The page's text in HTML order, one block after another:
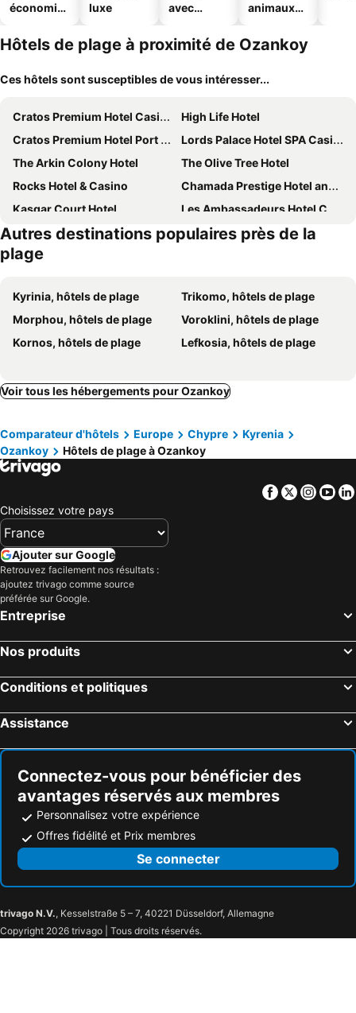
économiq
luxe
avec
animaux
Hôtels de plage à proximité de Ozankoy
Ces hôtels sont susceptibles de vous intéresser...
Cratos Premium Hotel Casino Spa
High Life Hotel
Cratos Premium Hotel Port SPA
Lords Palace Hotel SPA Casino
The Arkin Colony Hotel
The Olive Tree Hotel
Rocks Hotel & Casino
Chamada Prestige Hotel and Casino
Kasgar Court Hotel
Les Ambassadeurs Hotel Casino&Marina
Jasmine Court Hotel & Spa
Acapulco Resort Hotel
Topset Hotel
Denizkizi Hotel
Merit Crystal Cove Hotel
Merit Royal Premium Hotel Casino & SPA
Korineum Golf & Beach Resort
Sun Valley Resort & Residency
Manolya
Autres destinations populaires près de la
plage
Kyrinia, hôtels de plage
Trikomo, hôtels de plage
Morphou, hôtels de plage
Voroklini, hôtels de plage
Kornos, hôtels de plage
Lefkosia, hôtels de plage
Voir tous les hébergements pour Ozankoy
Comparateur d'hôtels Europe Chypre
Kyrenia
Ozankoy
Hôtels de plage à Ozankoy
Facebook
Twitter
Choisissez votre pays
Ajouter sur Google
Retrouvez facilement nos résultats :
ajoutez trivago comme source
préférée sur Google.
Entreprise
Nos produits
Conditions et politiques
Assistance
Connectez-vous pour bénéficier des
avantages réservés aux membres
Personnalisez votre expérience
Offres fidélité et Prix membres
Se connecter
trivago N.V., Kesselstraße 5 – 7, 40221 Düsseldorf, Allemagne
Copyright 2026 trivago | Tous droits réservés.